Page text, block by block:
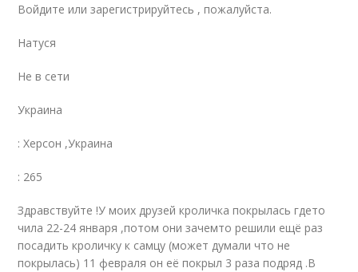
Войдите или зарегистрируйтесь , пожалуйста.
Натуся
Не в сети
Украина
: Херсон ,Украина
: 265
Здравствуйте !У моих друзей кроличка покрылась гдето
чила 22-24 января ,потом они зачемто решили ещё раз
посадить кроличку к самцу (может думали что не
покрылась) 11 февраля он её покрыл 3 раза подряд .В